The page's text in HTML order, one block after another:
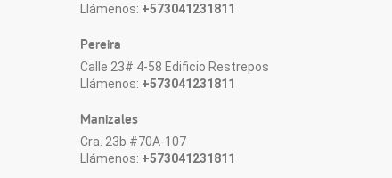
Llámenos: +573041231811
Pereira
Calle 23# 4-58 Edificio Restrepos
Llámenos: +573041231811
Manizales
Cra. 23b #70A-107
Llámenos: +573041231811